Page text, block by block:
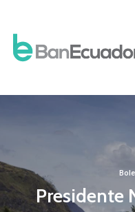
Presidente